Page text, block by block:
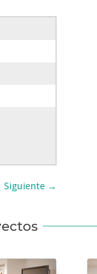
Siguiente →